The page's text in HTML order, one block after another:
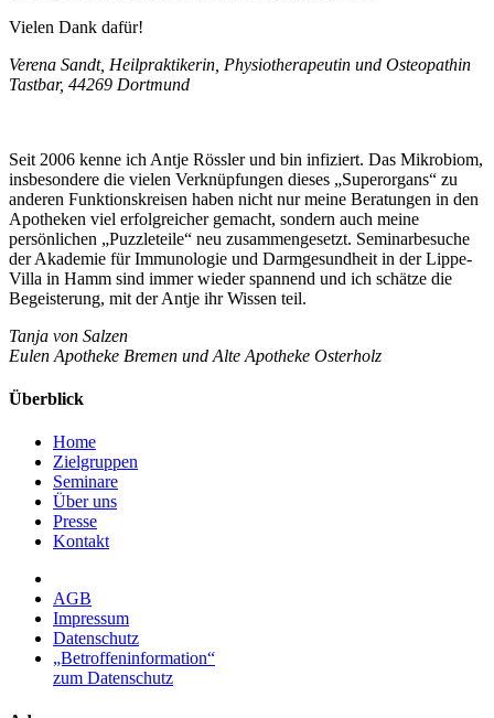
Vielen Dank dafür!
Verena Sandt, Heilpraktikerin, Physiotherapeutin und Osteopathin
Tastbar, 44269 Dortmund
Seit 2006 kenne ich Antje Rössler und bin infiziert. Das Mikrobiom,
insbesondere die vielen Verknüpfungen dieses „Superorgans“ zu
anderen Funktionskreisen haben nicht nur meine Beratungen in den
Apotheken viel erfolgreicher gemacht, sondern auch meine
persönlichen „Puzzleteile“ neu zusammengesetzt. Seminarbesuche
der Akademie für Immunologie und Darmgesundheit in der Lippe-
Villa in Hamm sind immer wieder spannend und ich schätze die
Begeisterung, mit der Antje ihr Wissen teil.
Tanja von Salzen
Eulen Apotheke Bremen und Alte Apotheke Osterholz
Überblick
Home
Zielgruppen
Seminare
Über uns
Presse
Kontakt
AGB
Impressum
Datenschutz
„Betroffeninformation“
zum Datenschutz